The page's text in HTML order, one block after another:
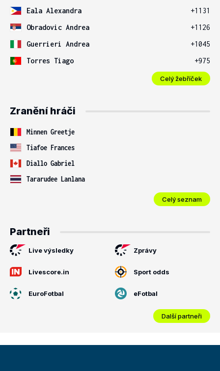
Eala Alexandra
+1131
Obradovic Andrea
+1126
Guerrieri Andrea
+1045
Torres Tiago
+975
Celý žebříček
Zranění hráči
Minnen Greetje
Tiafoe Frances
Diallo Gabriel
Tararudee Lanlana
Celý seznam
Partneři
Live výsledky Zprávy
Livescore.in Sport odds
EuroFotbal eFotbal
Další partneři